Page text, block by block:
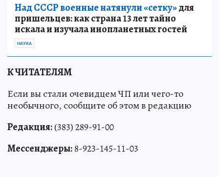
Над СССР военные натянули «сетку»для
пришельцев: как страна 13 лет тайно
искала и изучала инопланетных гостей
НАУКА
К ЧИТАТЕЛЯМ
Если вы стали очевидцем ЧП или чего-то
необычного, сообщите об этом в редакцию
Редакция:(383) 289-91-00
Мессенджеры:8-923-145-11-03